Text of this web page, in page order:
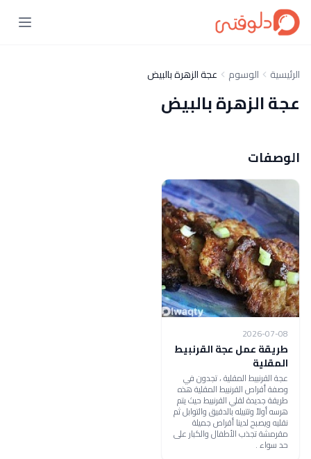
الرئيسية الوسوم عجة الزهرة بالبيض
عجة الزهرة بالبيض
الوصفات
2026-07-08
طريقة عمل عجة القرنبيط
المقلية
عجة القرنبيط المقلية ، تجدون في
وصفة أقراص القرنبيط المقلية هذه
طريقة جديدة لقلي القرنبيط حيث يتم
هرسه أولاً وتتبيله بالدقيق والتوابل ثم
نقليه ويصبح لدينا أقراص جميلة
مقرمشة تجذب الأطفال والكبار على
حد سواء .